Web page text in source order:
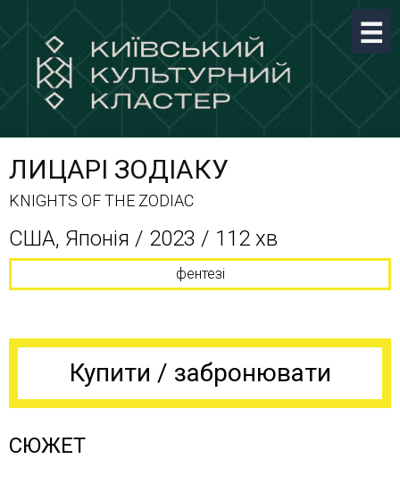
ЛИЦАРІ ЗОДІАКУ
KNIGHTS OF THE ZODIAC
США, Японія / 2023 / 112 хв
фентезі
Купити / забронювати
СЮЖЕТ